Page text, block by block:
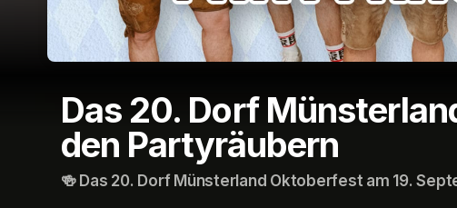
Das 20. Dorf
den Partyräubern
🍻 Das 20. Dorf Münsterland Oktoberfest am 19.